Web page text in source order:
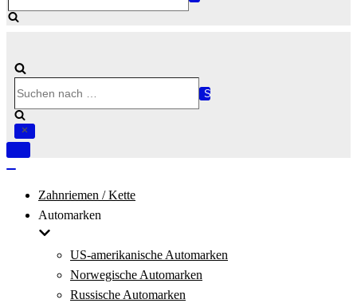
nach …
Navigation
Zahnriemen / Kette
Automarken
US-amerikanische Automarken
Norwegische Automarken
Russische Automarken